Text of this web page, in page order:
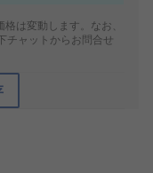
は変動します。なお、
チャットからお問合せ